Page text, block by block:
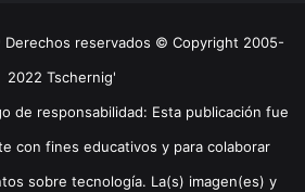
Derechos reservados © Copyright 2005-
2022 Tschernig'
de responsabilidad: Esta publicación fue
con fines educativos y para colaborar
sobre tecnología. La(s) imagen(es) y